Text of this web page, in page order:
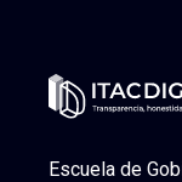
Escuela de